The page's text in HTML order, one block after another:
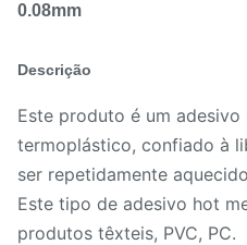
0.08mm
Descrição
Este produto é um
termoplástico, confiado à
ser repetidamente
Este tipo de adesivo hot
produtos têxteis, PVC, PC.